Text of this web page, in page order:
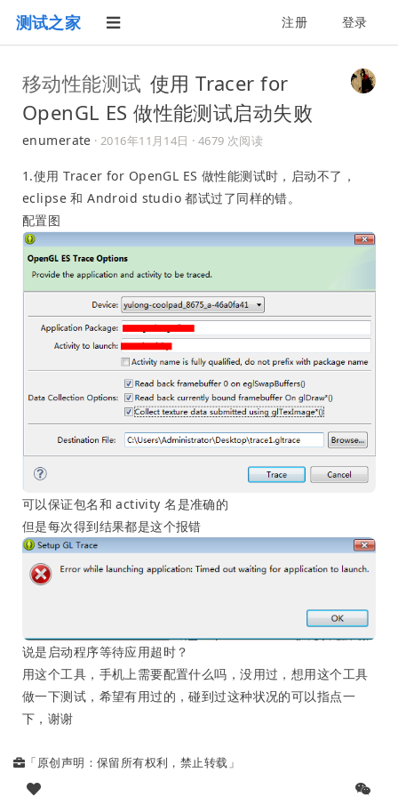
测试之家 注册 登录
移动性能测试 使用 Tracer for
OpenGL ES 做性能测试启动失败
enumerate ·2016年11月14日 · 4679 次阅读
1.使用 Tracer for OpenGL ES 做性能测试时，启动不了，
eclipse 和 Android studio 都试过了同样的错。
配置图
可以保证包名和 activity 名是准确的
但是每次得到结果都是这个报错
说是启动程序等待应用超时？
用这个工具，手机上需要配置什么吗，没用过，想用这个工具
做一下测试，希望有用过的，碰到过这种状况的可以指点一
下，谢谢
「原创声明：保留所有权利，禁止转载」